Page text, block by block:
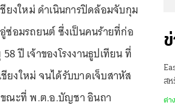
ยงใหม่ ดำเนินการปิดล้อมจับกุม
ซ่อมรถยนต์ ซึ่งเป็นคนร้ายที่ก่อ
ปี เจ้าของโรงงานธูปเทียน ที่
งใหม่ จนได้รับบาดเจ็บสาหัส
ขณะที่ พ.ต.อ.บัญชา อินถา
ส
ต่า